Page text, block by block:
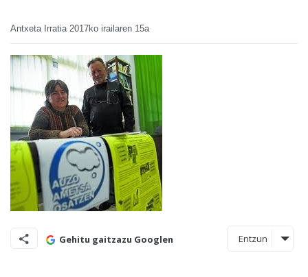
Antxeta Irratia 2017ko irailaren 15a
Gehitu gaitzazu Googlen Entzun